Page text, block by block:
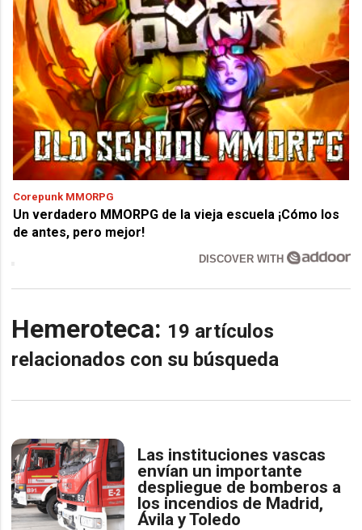
Corepunk MMORPG
Un verdadero MMORPG de la vieja escuela ¡Cómo los
de antes, pero mejor!
DISCOVER WITH
Hemeroteca: 19 artículos
relacionados con su búsqueda
Las instituciones vascas
envían un importante
despliegue de bomberos a
los incendios de Madrid,
Ávila y Toledo